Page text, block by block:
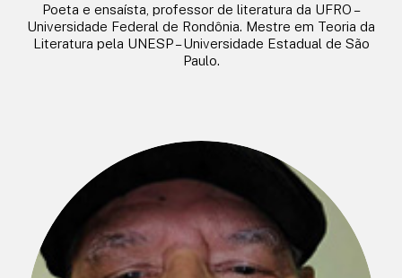
Poeta e ensaísta, professor de literatura da UFRO –
Universidade Federal de Rondônia. Mestre em Teoria da
Literatura pela UNESP – Universidade Estadual de São
Paulo.